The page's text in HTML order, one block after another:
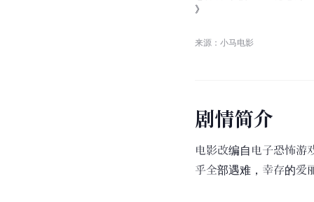
》
来源：小马电影
剧情简介
电影改编自电子恐怖游
乎全部遇难，幸存的爱